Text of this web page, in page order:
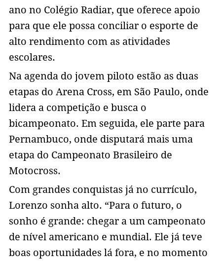
ano no Colégio Radiar, que oferece apoio
para que ele possa conciliar o esporte de
alto rendimento com as atividades
escolares.
Na agenda do jovem piloto estão as duas
etapas do Arena Cross, em São Paulo, onde
lidera a competição e busca o
bicampeonato. Em seguida, ele parte para
Pernambuco, onde disputará mais uma
etapa do Campeonato Brasileiro de
Motocross.
Com grandes conquistas já no currículo,
Lorenzo sonha alto. “Para o futuro, o
sonho é grande: chegar a um campeonato
de nível americano e mundial. Ele já teve
boas oportunidades lá fora, e no momento